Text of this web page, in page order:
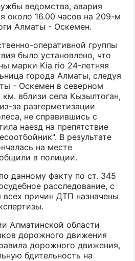
ведомства, авария
около 16.00 часов на 209-м
Алматы - Оскемен.
оперативной группы
было установлено, что
марки Kia rio 24-летняя
города Алматы, следуя
- Оскемен в северном
вблизи села Кызылтоган,
за разгерметизации
не справившись с
наезд на препятствие
В результате
на месте
в полиции.
данному факту по ст. 345
расследование, с
всех причин ДТП назначены
Алматинской области
дорожного движения
дорожного движения,
бдительность на